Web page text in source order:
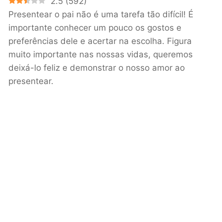
Presentear o pai não é uma tarefa tão difícil! É
importante conhecer um pouco os gostos e
preferências dele e acertar na escolha. Figura
muito importante nas nossas vidas, queremos
deixá-lo feliz e demonstrar o nosso amor ao
presentear.